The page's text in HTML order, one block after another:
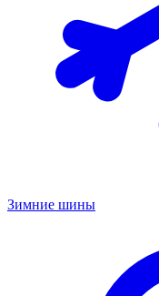
Зимние шины